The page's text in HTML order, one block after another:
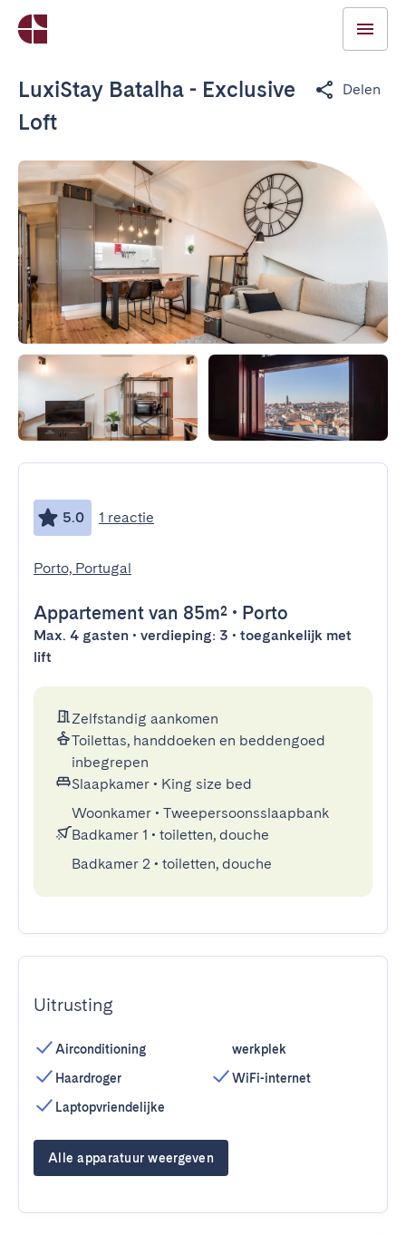
LuxiStay Batalha - Exclusive
Loft
Delen
5.0 1 reactie
Porto, Portugal
Appartement van 85m² • Porto
Max. 4 gasten • verdieping: 3 • toegankelijk met
lift
Zelfstandig aankomen
Toilettas, handdoeken en beddengoed
inbegrepen
Slaapkamer • King size bed
Woonkamer • Tweepersoonsslaapbank
Badkamer 1 • toiletten, douche
Badkamer 2 • toiletten, douche
Uitrusting
Airconditioning
Haardroger
Laptopvriendelijke
werkplek
WiFi-internet
Alle apparatuur weergeven